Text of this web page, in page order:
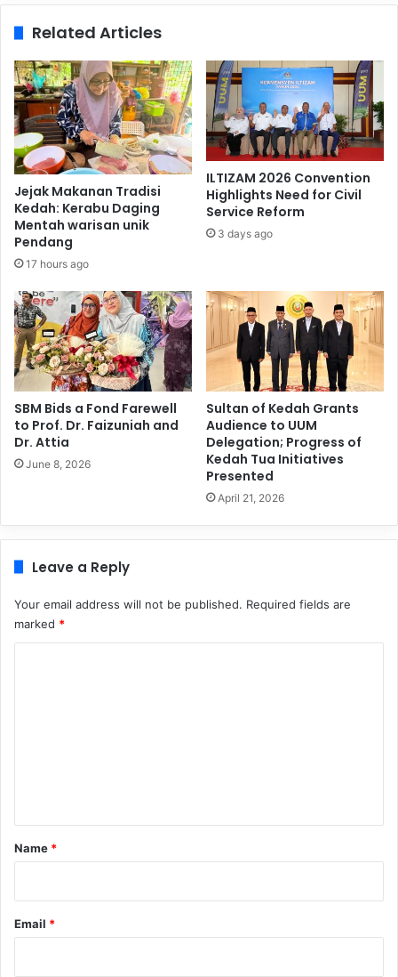
Related Articles
Jejak Makanan Tradisi
Kedah: Kerabu Daging
Mentah warisan unik
Pendang
17 hours ago
ILTIZAM 2026 Convention
Highlights Need for Civil
Service Reform
3 days ago
SBM Bids a Fond Farewell
to Prof. Dr. Faizuniah and
Dr. Attia
June 8, 2026
Sultan of Kedah Grants
Audience to UUM
Delegation; Progress of
Kedah Tua Initiatives
Presented
April 21, 2026
Leave a Reply
Your email address will not be published. Required fields are
marked *
*
Name *
Email *